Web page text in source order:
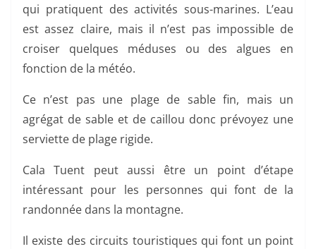
qui pratiquent des activités sous-marines. L’eau
est assez claire, mais il n’est pas impossible de
croiser quelques méduses ou des algues en
fonction de la météo.
Ce n’est pas une plage de sable fin, mais un
agrégat de sable et de caillou donc prévoyez une
serviette de plage rigide.
Cala Tuent peut aussi être un point d’étape
intéressant pour les personnes qui font de la
randonnée dans la montagne.
Il existe des circuits touristiques qui font un point